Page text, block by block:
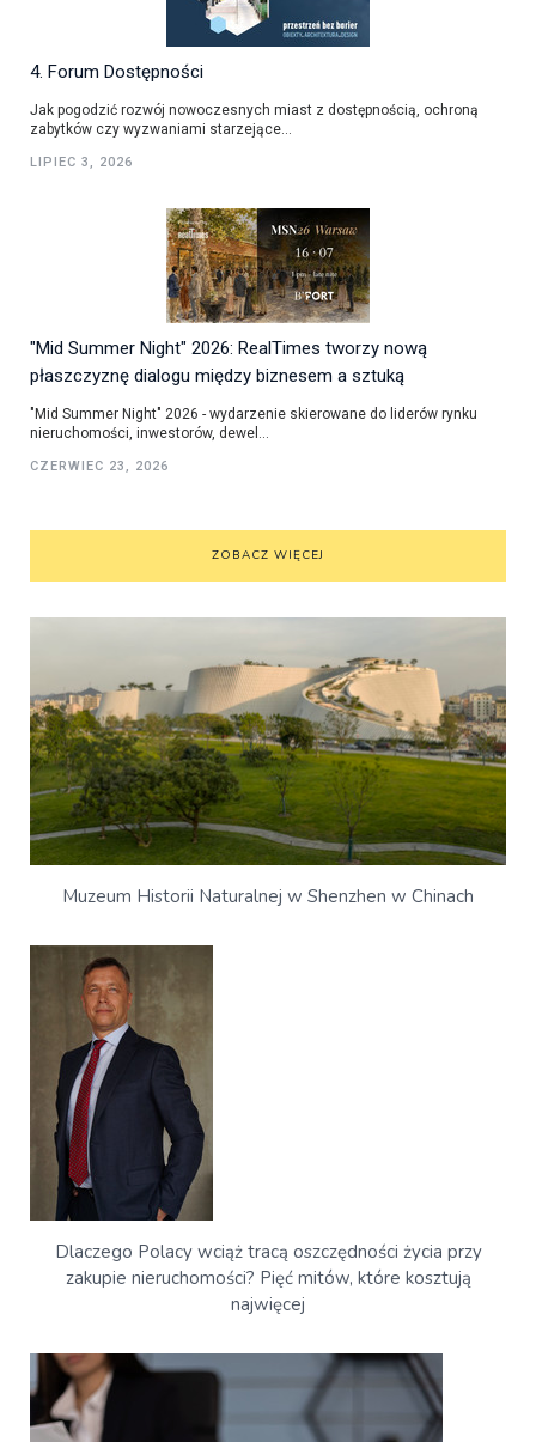
4. Forum Dostępności
Jak pogodzić rozwój nowoczesnych miast z dostępnością, ochroną
zabytków czy wyzwaniami starzejące...
LIPIEC 3, 2026
"Mid Summer Night" 2026: RealTimes tworzy nową
płaszczyznę dialogu między biznesem a sztuką
"Mid Summer Night" 2026 - wydarzenie skierowane do liderów rynku
nieruchomości, inwestorów, dewel...
CZERWIEC 23, 2026
ZOBACZ WIĘCEJ
Muzeum Historii Naturalnej w Shenzhen w Chinach
Dlaczego Polacy wciąż tracą oszczędności życia przy
zakupie nieruchomości? Pięć mitów, które kosztują
najwięcej